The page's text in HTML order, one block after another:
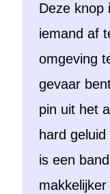
Deze knop
iemand af
omgeving
gevaar
pin uit het
hard
is een